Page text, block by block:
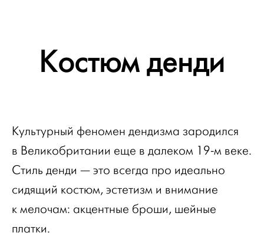
Костюм денди
Культурный феномен дендизма зародился
в Великобритании еще в далеком 19-м веке.
Стиль денди — это всегда про идеально
сидящий костюм, эстетизм и внимание
к мелочам: акцентные броши, шейные
платки.